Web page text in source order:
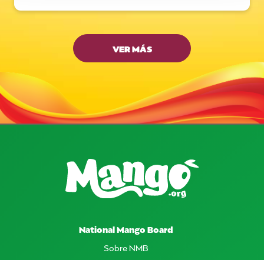
VER MÁS
National Mango Board
Sobre NMB